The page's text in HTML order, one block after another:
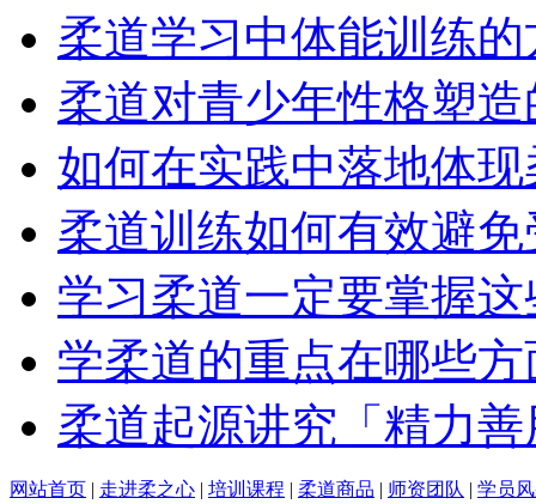
柔道学习中体能训练
柔道对青少年性格塑
如何在实践中落地体
柔道训练如何有效避免
学习柔道一定要掌握
学柔道的重点在哪些方
柔道起源讲究「精力
网站首页 | 走进柔之心 | 培训课程 | 柔道商品 | 师资团队 | 学员